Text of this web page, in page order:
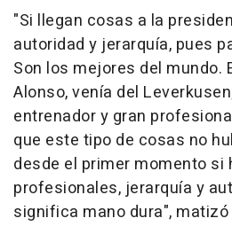
"Si llegan cosas a la
autoridad y jerarquía, pues
Son los mejores del mundo.
Alonso, venía del
entrenador y gran
que este tipo de cosas no
desde el primer momento si
profesionales, jerarquía y
significa mano dura",